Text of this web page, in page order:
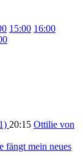
15:00 16:00
20:15 Ottilie von
fängt mein neues